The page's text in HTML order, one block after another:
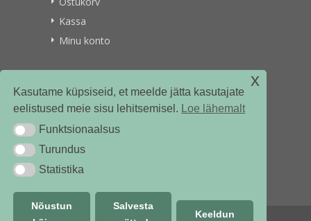
Kasutame küpsiseid, et meelde jätta kasutajate
eelistused meie sisu lehitsemisel. Loe lähemalt
Funktsionaalsus
Funktsionaalsus
TurundusTurundus
StatistikaStatistika
Nõustun
Salvesta
Keeldun
x
Kassa
Minu konto
VITAMIINIKULLER.EE